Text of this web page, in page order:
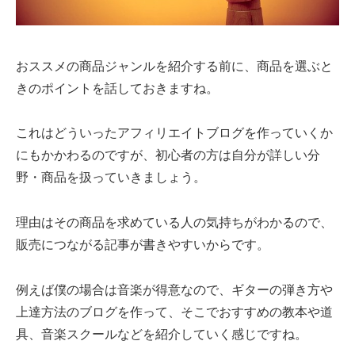
おススメの商品ジャンルを紹介する前に、商品を選ぶと
きのポイントを話しておきますね。
これはどういったアフィリエイトブログを作っていくか
にもかかわるのですが、初心者の方は自分が詳しい分
野・商品を扱っていきましょう。
理由はその商品を求めている人の気持ちがわかるので、
販売につながる記事が書きやすいからです。
例えば僕の場合は音楽が得意なので、ギターの弾き方や
上達方法のブログを作って、そこでおすすめの教本や道
具、音楽スクールなどを紹介していく感じですね。